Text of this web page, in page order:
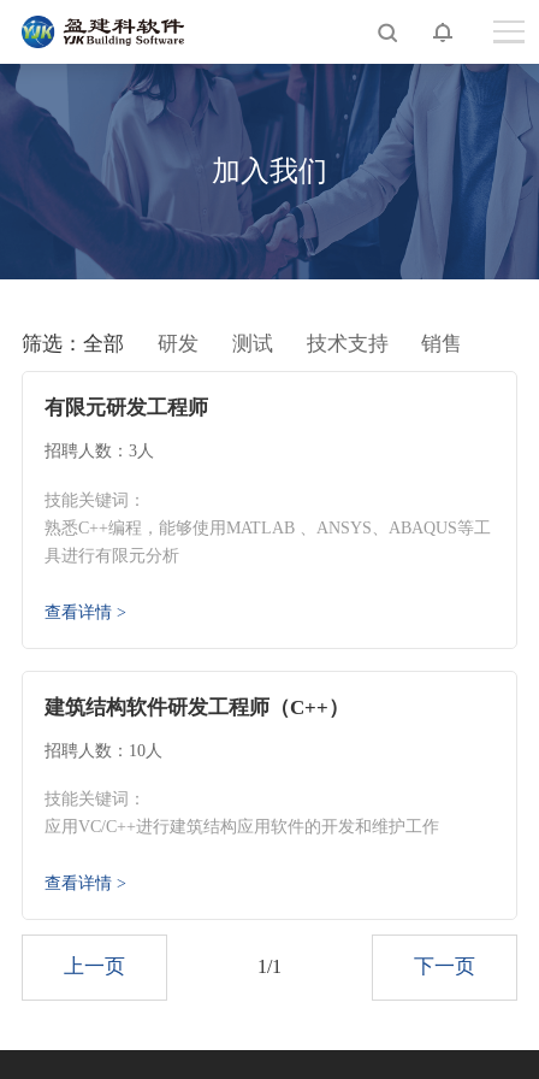
加入我们
筛选： 全部 研发 测试 技术支持 销售
有限元研发工程师
招聘人数：3人
技能关键词：
熟悉C++编程，能够使用MATLAB 、ANSYS、ABAQUS等工
具进行有限元分析
查看详情 >
建筑结构软件研发工程师（C++）
招聘人数：10人
技能关键词：
应用VC/C++进行建筑结构应用软件的开发和维护工作
查看详情 >
上一页 1/1 下一页